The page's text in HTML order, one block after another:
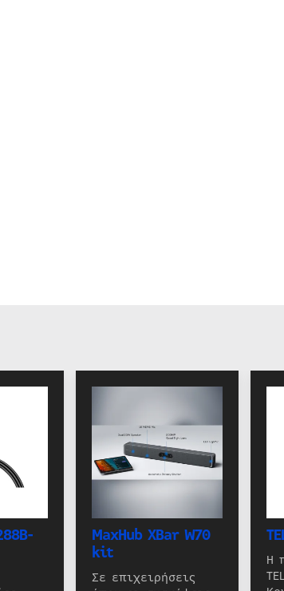
MaxHub XBar W70
kit
Σε επιχειρήσεις
Η